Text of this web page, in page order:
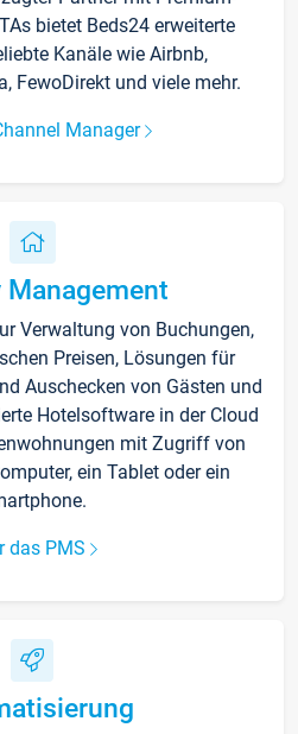
bietet Beds24 erweiterte
Kanäle wie Airbnb,
FewoDirekt und viele mehr.
Manager
Verwaltung von Buchungen,
Preisen, Lösungen für
Auschecken von Gästen und
Hotelsoftware in der Cloud
mit Zugriff von
ein Tablet oder ein
das PMS